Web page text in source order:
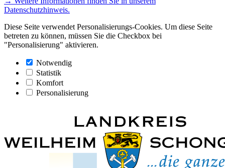
Datenschutzhinweis.
Diese Seite verwendet Personalisierungs-Cookies. Um diese Seite
betreten zu können, müssen Sie die Checkbox bei
"Personalisierung" aktivieren.
Notwendig
Statistik
Komfort
Personalisierung